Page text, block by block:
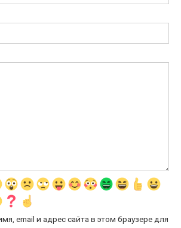
email и адрес сайта в этом браузере для